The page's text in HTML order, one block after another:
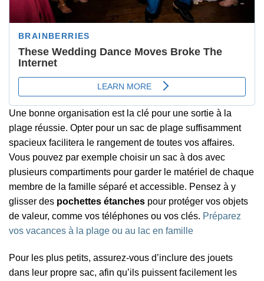
Une bonne organisation est la clé pour une sortie à la
plage réussie. Opter pour un sac de plage suffisamment
spacieux facilitera le rangement de toutes vos affaires.
Vous pouvez par exemple choisir un sac à dos avec
plusieurs compartiments pour garder le matériel de chaque
membre de la famille séparé et accessible. Pensez à y
glisser des pochettes étanches pour protéger vos objets
de valeur, comme vos téléphones ou vos clés. Préparez
vos vacances à la plage ou au lac en famille
Pour les plus petits, assurez-vous d’inclure des jouets
dans leur propre sac, afin qu’ils puissent facilement les